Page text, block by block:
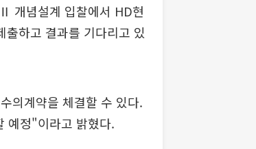
개념설계 입찰에서 HD현
하고 결과를 기다리고 있
의계약을 체결할 수 있다.
예정"이라고 밝혔다.